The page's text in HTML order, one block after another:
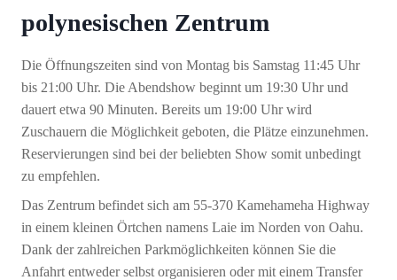
polynesischen Zentrum
Die Öffnungszeiten sind von Montag bis Samstag 11:45 Uhr
bis 21:00 Uhr. Die Abendshow beginnt um 19:30 Uhr und
dauert etwa 90 Minuten. Bereits um 19:00 Uhr wird
Zuschauern die Möglichkeit geboten, die Plätze einzunehmen.
Reservierungen sind bei der beliebten Show somit unbedingt
zu empfehlen.
Das Zentrum befindet sich am 55-370 Kamehameha Highway
in einem kleinen Örtchen namens Laie im Norden von Oahu.
Dank der zahlreichen Parkmöglichkeiten können Sie die
Anfahrt entweder selbst organisieren oder mit einem Transfer